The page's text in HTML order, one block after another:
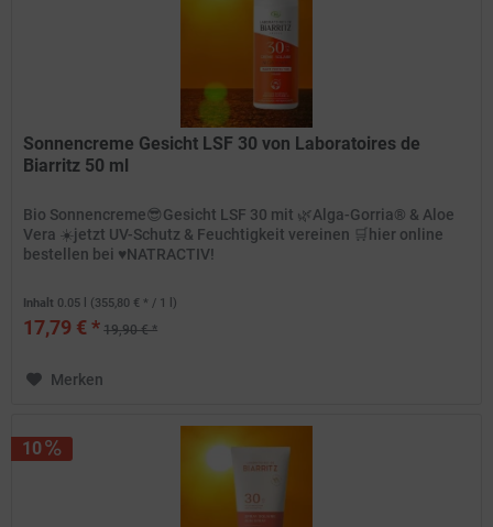
Sonnencreme Gesicht LSF 30 von Laboratoires de
Biarritz 50 ml
Bio Sonnencreme😎Gesicht LSF 30 mit 🌿Alga-Gorria® & Aloe
Vera ☀️jetzt UV-Schutz & Feuchtigkeit vereinen 🛒hier online
bestellen bei ♥️NATRACTIV!
Inhalt 0.05 l (355,80 € * / 1 l)
17,79 € * 19,90 € *
Merken
10